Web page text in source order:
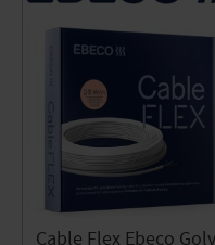
Cable Flex Ebeco